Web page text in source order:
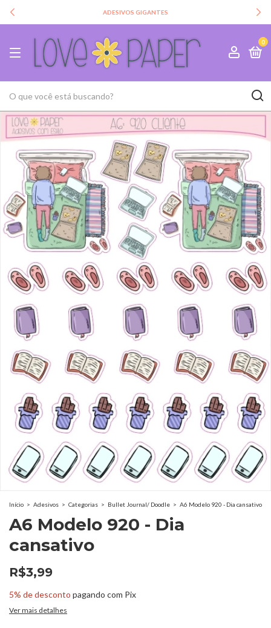
ADESIVOS GIGANTES
0
Início > Adesivos > Categorias > Bullet Journal/ Doodle > A6 Modelo 920 - Dia cansativo
A6 Modelo 920 - Dia
cansativo
R$3,99
5% de desconto pagando com Pix
Ver mais detalhes